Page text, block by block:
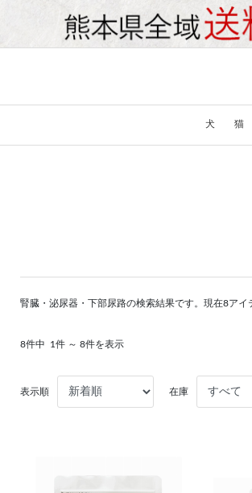
犬 猫
腎臓・泌尿器・下部尿路の検索結果です。現在8アイ
8件中 1件 ～ 8件を表示
表示順 在庫